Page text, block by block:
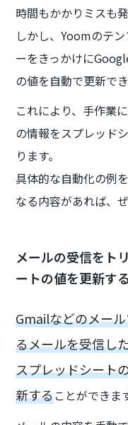
時間もかかりミスも
しかし、Yoomのテ
ーをきっかけに
の値を自動で更新でき
これにより、手作業
の情報をスプレッド
ります。
具体的な自動化の例
なる内容があれば、
メールの受信をト
ートの値を更新する
Gmailなどのメー
るメールを受信し
スプレッドシート
新することができま